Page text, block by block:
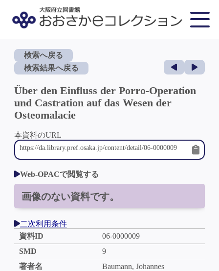
検索へ戻る
検索結果へ戻る
Über den Einfluss der Porro-Operation
und Castration auf das Wesen der
Osteomalacie
本資料のURL
Web-OPACで閲覧する
画像のない資料です。
二次利用条件
資料ID
06-0000009
SMD
9
著者名
Baumann, Johannes